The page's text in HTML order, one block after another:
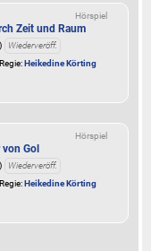
Hörspiel
Zeit und Raum
)
Wiederveröff.
Heikedine Körting
Hörspiel
Gol
)
Wiederveröff.
Heikedine Körting